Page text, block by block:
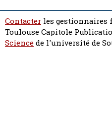
Contacter les gestionnaires
Toulouse Capitole
Sciencede l'université de